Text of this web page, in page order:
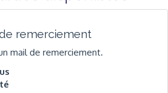
remerciement
mail de remerciement.